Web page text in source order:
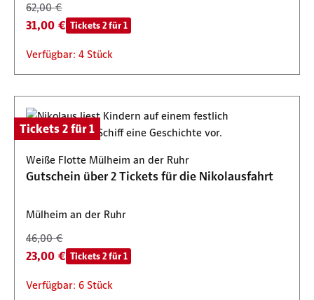
62,00 €
31,00 € Tickets 2 für 1
Verfügbar: 4 Stück
Tickets 2 für 1
Weiße Flotte Mülheim an der Ruhr
Gutschein über 2 Tickets für die Nikolausfahrt
Mülheim an der Ruhr
46,00 €
23,00 € Tickets 2 für 1
Verfügbar: 6 Stück